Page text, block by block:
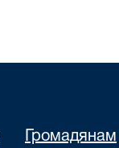
Громадянам